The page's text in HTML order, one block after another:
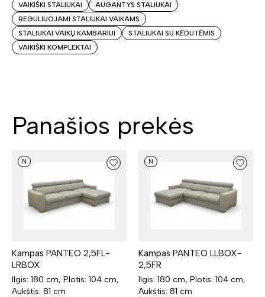
VAIKIŠKI STALIUKAI
AUGANTYS STALIUKAI
REGULIUOJAMI STALIUKAI VAIKAMS
STALIUKAI VAIKŲ KAMBARIUI
STALIUKAI SU KĖDUTĖMIS
VAIKIŠKI KOMPLEKTAI
Panašios prekės
N
Kampas PANTEO 2,5FL-
LRBOX
Ilgis: 180 cm, Plotis: 104 cm,
Aukštis: 81 cm
N
Kampas PANTEO LLBOX-
2,5FR
Ilgis: 180 cm, Plotis: 104 cm,
Aukštis: 81 cm